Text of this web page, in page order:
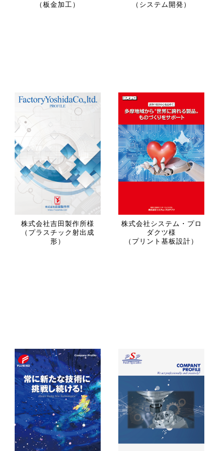
（板金加工）
（システム開発）
株式会社吉田製作所様
（プラスチック射出成
形）
株式会社システム・プロ
ダクツ様
（プリント基板設計）